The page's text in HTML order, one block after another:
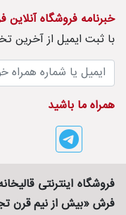
خبرنامه فروشگاه آنلاین
با ثبت ايميل از آخرین
همراه ما باشید
فروشگاه اینترنتی
فرش «بیش از نیم قرن